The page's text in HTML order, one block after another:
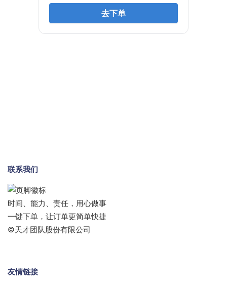
联系我们
时间、能力、责任，用心做事
一键下单，让订单更简单快捷
©天才团队股份有限公司
友情链接